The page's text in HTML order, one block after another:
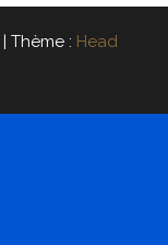
| Thème : Head